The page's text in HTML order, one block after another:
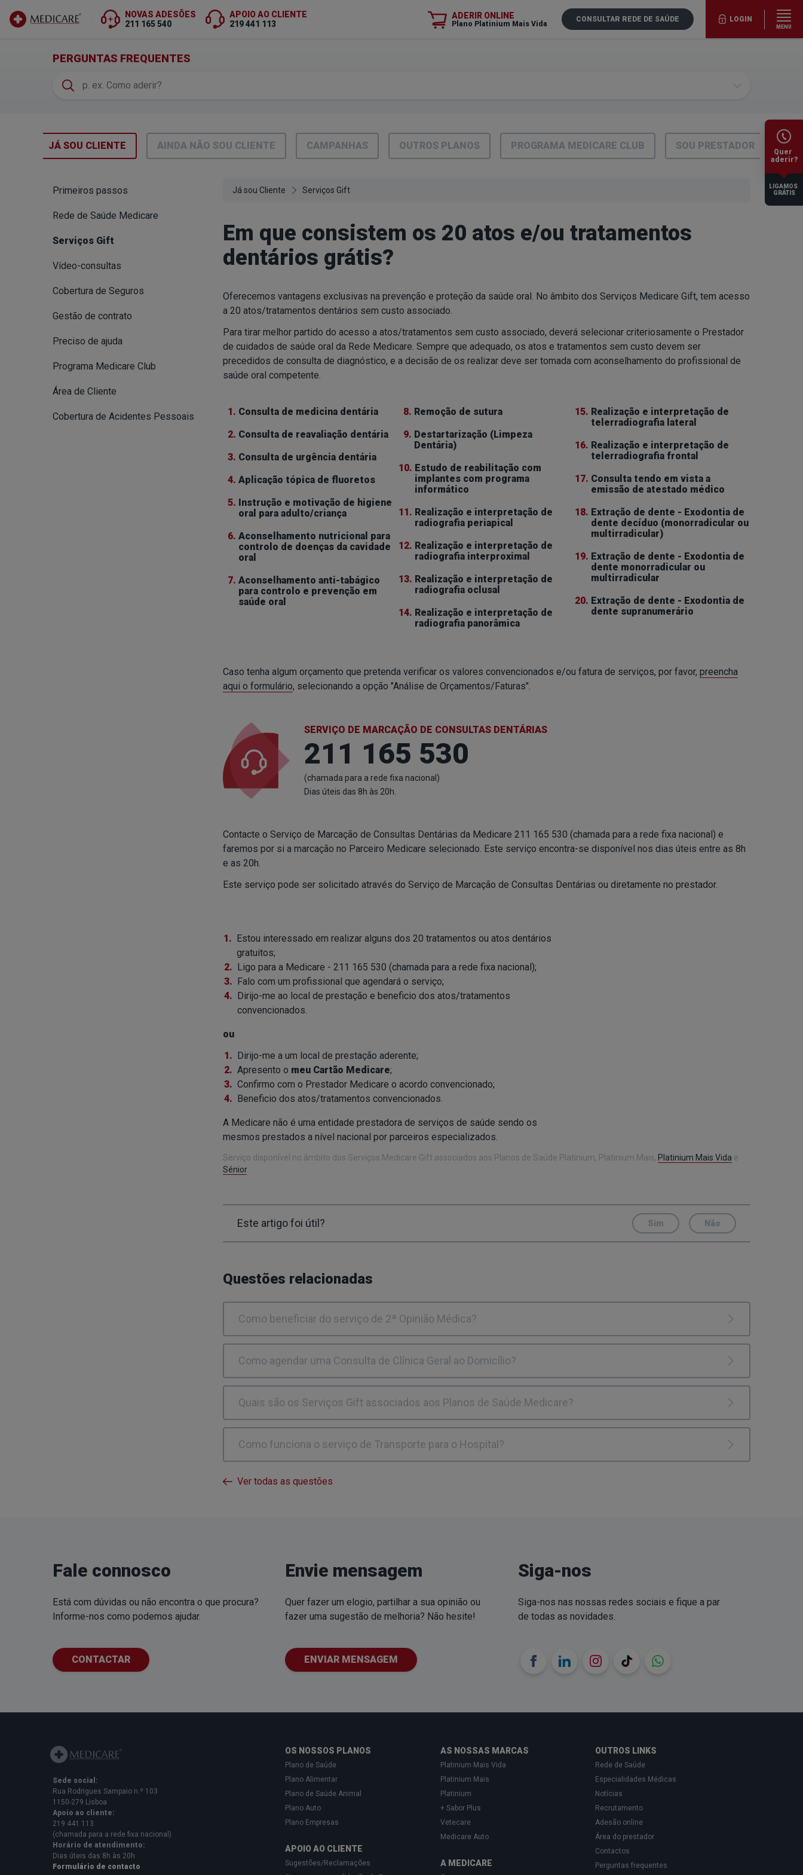
NOVAS ADESÕES
211 165 540
APOIO AO CLIENTE
219 441 113
ADERIR ONLINE
Plano Platinium Mais Vida
CONSULTAR REDE DE SAÚDE LOGIN
MENU
PERGUNTAS FREQUENTES
JÁ SOU CLIENTE AINDA NÃO SOU CLIENTE CAMPANHAS OUTROS PLANOS PROGRAMA MEDICARE CLUB SOU PRESTADOR
Primeiros passos
Rede de Saúde Medicare
Serviços Gift
Vídeo-consultas
Cobertura de Seguros
Gestão de contrato
Preciso de ajuda
Programa Medicare Club
Área de Cliente
Cobertura de Acidentes Pessoais
Já sou Cliente Serviços Gift
Em que consistem os 20 atos e/ou tratamentos
dentários grátis?
Oferecemos vantagens exclusivas na prevenção e proteção da saúde oral. No âmbito dos Serviços Medicare Gift, tem acesso
a 20 atos/tratamentos dentários sem custo associado.
Para tirar melhor partido do acesso a atos/tratamentos sem custo associado, deverá selecionar criteriosamente o Prestador
de cuidados de saúde oral da Rede Medicare. Sempre que adequado, os atos e tratamentos sem custo devem ser
precedidos de consulta de diagnóstico, e a decisão de os realizar deve ser tomada com aconselhamento do profissional de
saúde oral competente.
1. Consulta de medicina dentária
2. Consulta de reavaliação dentária
3. Consulta de urgência dentária
4. Aplicação tópica de fluoretos
5. Instrução e motivação de higiene
oral para adulto/criança
6. Aconselhamento nutricional para
controlo de doenças da cavidade
oral
7. Aconselhamento anti-tabágico
para controlo e prevenção em
saúde oral
8. Remoção de sutura
9. Destartarização (Limpeza
Dentária)
10. Estudo de reabilitação com
implantes com programa
informático
11. Realização e interpretação de
radiografia periapical
12. Realização e interpretação de
radiografia interproximal
13. Realização e interpretação de
radiografia oclusal
14. Realização e interpretação de
radiografia panorâmica
15. Realização e interpretação de
telerradiografia lateral
16. Realização e interpretação de
telerradiografia frontal
17. Consulta tendo em vista a
emissão de atestado médico
18. Extração de dente - Exodontia de
dente decíduo (monorradicular ou
multirradicular)
19. Extração de dente - Exodontia de
dente monorradicular ou
multirradicular
20. Extração de dente - Exodontia de
dente supranumerário
Caso tenha algum orçamento que pretenda verificar os valores convencionados e/ou fatura de serviços, por favor, preencha
aqui o formulário, selecionando a opção "Análise de Orçamentos/Faturas".
SERVIÇO DE MARCAÇÃO DE CONSULTAS DENTÁRIAS
211 165 530
(chamada para a rede fixa nacional)
Dias úteis das 8h às 20h.
Contacte o Serviço de Marcação de Consultas Dentárias da Medicare 211 165 530 (chamada para a rede fixa nacional) e
faremos por si a marcação no Parceiro Medicare selecionado. Este serviço encontra-se disponível nos dias úteis entre as 8h
e as 20h.
Este serviço pode ser solicitado através do Serviço de Marcação de Consultas Dentárias ou diretamente no prestador.
Estou interessado em realizar alguns dos 20 tratamentos ou atos dentários
gratuitos;
Ligo para a Medicare - 211 165 530 (chamada para a rede fixa nacional);
Falo com um profissional que agendará o serviço;
Dirijo-me ao local de prestação e beneficio dos atos/tratamentos
convencionados.
ou
Dirijo-me a um local de prestação aderente;
Apresento o meu Cartão Medicare;
Confirmo com o Prestador Medicare o acordo convencionado;
Beneficio dos atos/tratamentos convencionados.
A Medicare não é uma entidade prestadora de serviços de saúde sendo os
mesmos prestados a nível nacional por parceiros especializados.
Serviço disponível no âmbito dos Serviços Medicare Gift associados aos Planos de Saúde Platinium, Platinium Mais, Platinium Mais Vida e
Sénior.
Este artigo foi útil? Sim Não
Questões relacionadas
Como beneficiar do serviço de 2ª Opinião Médica?
Como agendar uma Consulta de Clínica Geral ao Domicílio?
Quais são os Serviços Gift associados aos Planos de Saúde Medicare?
Como funciona o serviço de Transporte para o Hospital?
Ver todas as questões
Fale connosco
Está com dúvidas ou não encontra o que procura?
Informe-nos como podemos ajudar.
CONTACTAR
Envie mensagem
Quer fazer um elogio, partilhar a sua opinião ou
fazer uma sugestão de melhoria? Não hesite!
ENVIAR MENSAGEM
Siga-nos
Siga-nos nas nossas redes sociais e fique a par
de todas as novidades.
Sede social:
Rua Rodrigues Sampaio n.º 103
1150-279 Lisboa
Apoio ao cliente:
219 441 113
(chamada para a rede fixa nacional)
Horário de atendimento:
Dias úteis das 8h às 20h
Formulário de contacto
OS NOSSOS PLANOS
Plano de Saúde
Plano Alimentar
Plano de Saúde Animal
Plano Auto
Plano Empresas
APOIO AO CLIENTE
Sugestões/Reclamações
AS NOSSAS MARCAS
Platinium Mais Vida
Platinium Mais
Platinium
+ Sabor Plus
Vetecare
Medicare Auto
A MEDICARE
OUTROS LINKS
Rede de Saúde
Especialidades Médicas
Notícias
Recrutamento
Adesão online
Área do prestador
Contactos
Perguntas frequentes
Quer
aderir?
LIGAMOS
GRÁTIS